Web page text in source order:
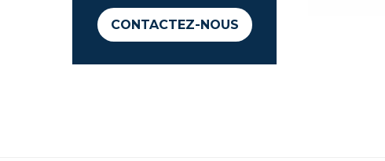
CONTACTEZ-NOUS